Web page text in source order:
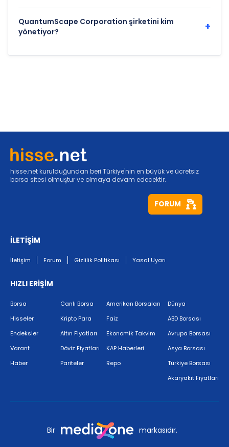
QuantumScape Corporation şirketini kim
yönetiyor?
+
hisse.net kurulduğundan beri Türkiye'nin en büyük ve ücretsiz
borsa sitesi olmuştur ve olmaya devam edecektir.
FORUM
İLETİŞİM
İletişim Forum Gizlilik Politikası Yasal Uyarı
HIZLI ERİŞİM
Borsa
Hisseler
Endeksler
Varant
Haber
Canlı Borsa
Kripto Para
Altın Fiyatları
Döviz Fiyatları
Pariteler
Amerikan Borsaları
Faiz
Ekonomik Takvim
KAP Haberleri
Repo
Dünya
ABD Borsası
Avrupa Borsası
Asya Borsası
Türkiye Borsası
Akaryakıt Fiyatları
Bir markasıdır.